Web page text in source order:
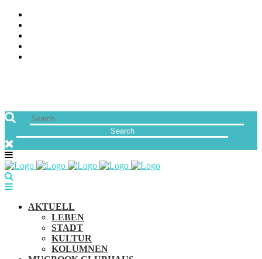
AKTUELL
LEBEN
STADT
KULTUR
KOLUMNEN